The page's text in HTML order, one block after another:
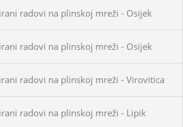
radovi na plinskoj mreži - Osijek
radovi na plinskoj mreži - Osijek
radovi na plinskoj mreži - Virovitica
radovi na plinskoj mreži - Lipik